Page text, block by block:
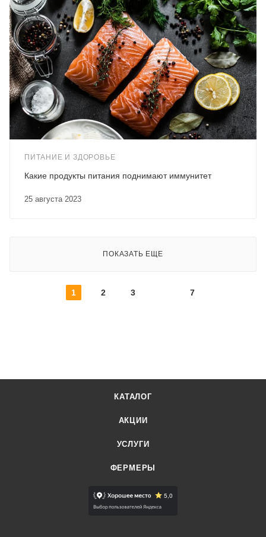
ПИТАНИЕ И ЗДОРОВЬЕ
25 августа 2023
Какие продукты питания поднимают иммунитет
ПОКАЗАТЬ ЕЩЕ
1 2 3 7
КАТАЛОГ
АКЦИИ
УСЛУГИ
ФЕРМЕРЫ